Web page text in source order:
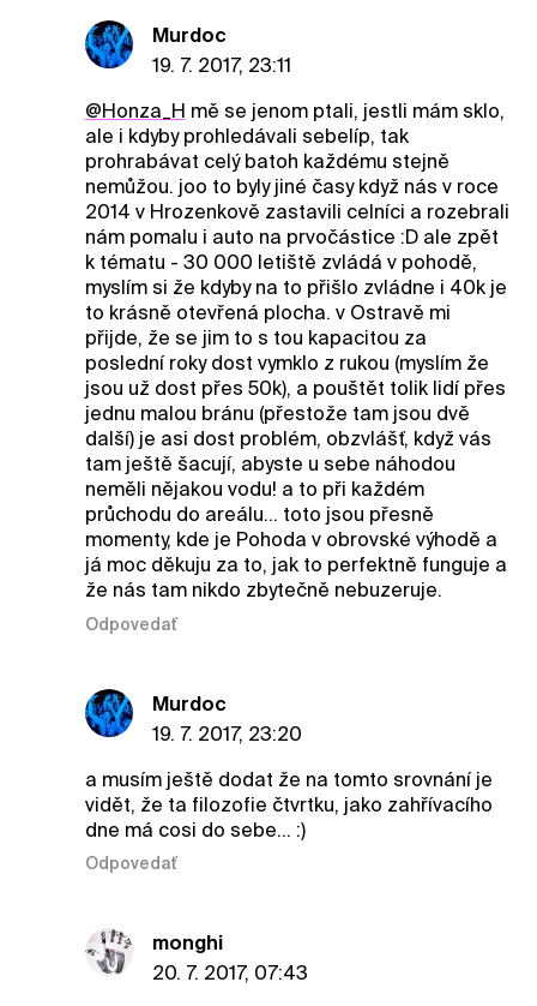
Murdoc
19. 7. 2017, 23:11
@Honza_H mě se jenom ptali, jestli mám sklo,
ale i kdyby prohledávali sebelíp, tak
prohrabávat celý batoh každému stejně
nemůžou. joo to byly jiné časy když nás v roce
2014 v Hrozenkově zastavili celníci a rozebrali
nám pomalu i auto na prvočástice :D ale zpět
k tématu - 30 000 letiště zvládá v pohodě,
myslím si že kdyby na to přišlo zvládne i 40k je
to krásně otevřená plocha. v Ostravě mi
přijde, že se jim to s tou kapacitou za
poslední roky dost vymklo z rukou (myslím že
jsou už dost přes 50k), a pouštět tolik lidí přes
jednu malou bránu (přestože tam jsou dvě
další) je asi dost problém, obzvlášť, když vás
tam ještě šacují, abyste u sebe náhodou
neměli nějakou vodu! a to při každém
průchodu do areálu... toto jsou přesně
momenty, kde je Pohoda v obrovské výhodě a
já moc děkuju za to, jak to perfektně funguje a
že nás tam nikdo zbytečně nebuzeruje.
Odpovedať
Murdoc
19. 7. 2017, 23:20
a musím ještě dodat že na tomto srovnání je
vidět, že ta filozofie čtvrtku, jako zahřívacího
dne má cosi do sebe... :)
Odpovedať
monghi
20. 7. 2017, 07:43